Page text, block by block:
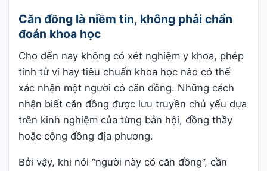
Căn đồng là niềm tin, không phải chẩn
đoán khoa học
Cho đến nay không có xét nghiệm y khoa, phép
tính tử vi hay tiêu chuẩn khoa học nào có thể
xác nhận một người có căn đồng. Những cách
nhận biết căn đồng được lưu truyền chủ yếu dựa
trên kinh nghiệm của từng bản hội, đồng thầy
hoặc cộng đồng địa phương.
Bởi vậy, khi nói “người này có căn đồng”, cần